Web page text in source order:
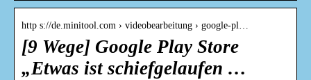
http s://de.minitool.com › videobearbeitung › google-pl…
[9 Wege] Google Play Store
„Etwas ist schiefgelaufen …